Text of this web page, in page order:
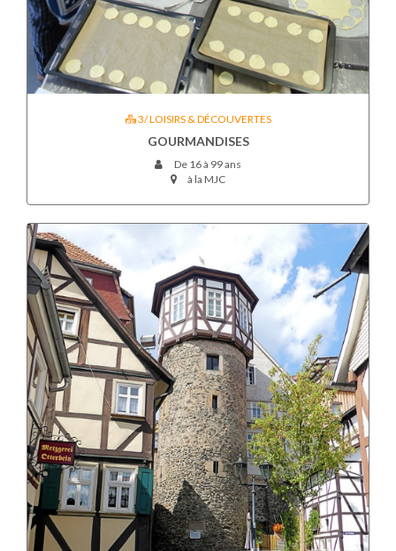
3/ LOISIRS & DÉCOUVERTES
GOURMANDISES
De 16 à 99 ans
à la MJC